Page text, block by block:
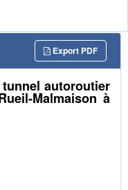
Export PDF
autoroutier
Malmaison à